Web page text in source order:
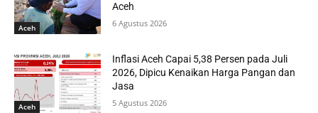
Aceh
Aceh
6 Agustus 2026
Aceh
Inflasi Aceh Capai 5,38 Persen pada Juli
2026, Dipicu Kenaikan Harga Pangan dan
Jasa
5 Agustus 2026